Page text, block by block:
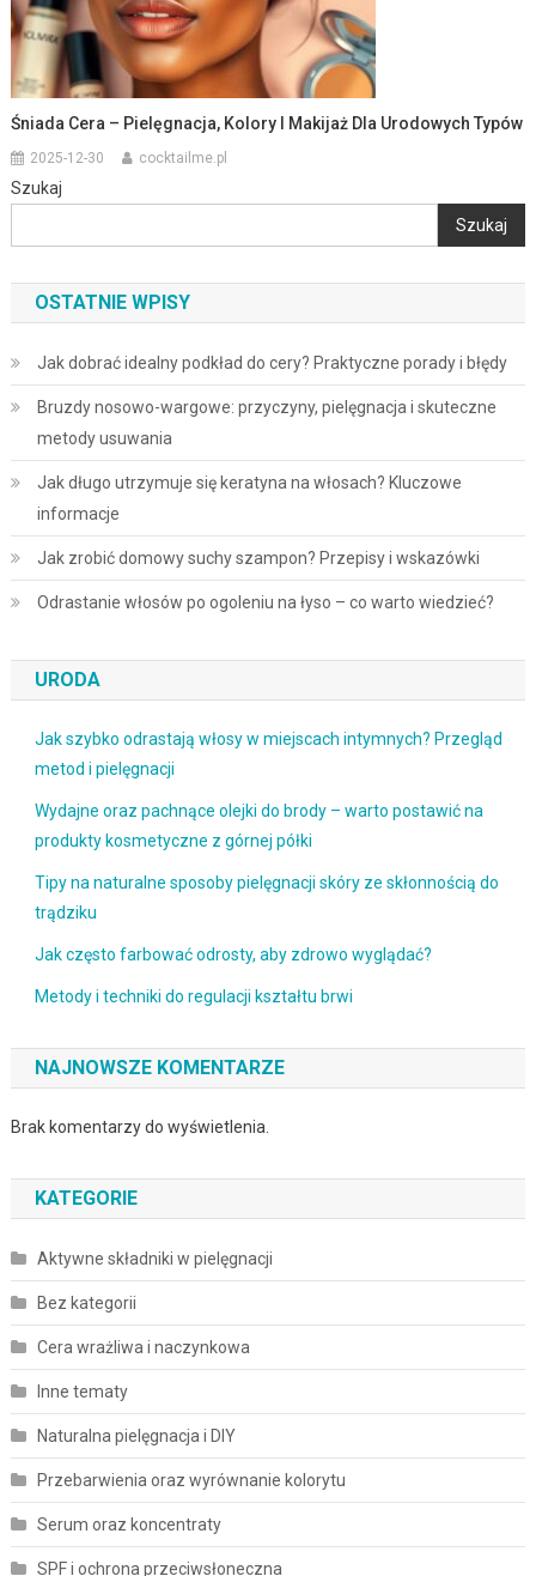
Śniada Cera – Pielęgnacja, Kolory I Makijaż Dla Urodowych Typów
2025-12-30 cocktailme.pl
Szukaj
Szukaj
OSTATNIE WPISY
Jak dobrać idealny podkład do cery? Praktyczne porady i błędy
Bruzdy nosowo-wargowe: przyczyny, pielęgnacja i skuteczne
metody usuwania
Jak długo utrzymuje się keratyna na włosach? Kluczowe
informacje
Jak zrobić domowy suchy szampon? Przepisy i wskazówki
Odrastanie włosów po ogoleniu na łyso – co warto wiedzieć?
URODA
Jak szybko odrastają włosy w miejscach intymnych? Przegląd
metod i pielęgnacji
Wydajne oraz pachnące olejki do brody – warto postawić na
produkty kosmetyczne z górnej półki
Tipy na naturalne sposoby pielęgnacji skóry ze skłonnością do
trądziku
Jak często farbować odrosty, aby zdrowo wyglądać?
Metody i techniki do regulacji kształtu brwi
NAJNOWSZE KOMENTARZE
Brak komentarzy do wyświetlenia.
KATEGORIE
Aktywne składniki w pielęgnacji
Bez kategorii
Cera wrażliwa i naczynkowa
Inne tematy
Naturalna pielęgnacja i DIY
Przebarwienia oraz wyrównanie kolorytu
Serum oraz koncentraty
SPF i ochrona przeciwsłoneczna